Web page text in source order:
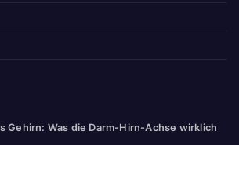
Gehirn: Was die Darm-Hirn-Achse wirklich